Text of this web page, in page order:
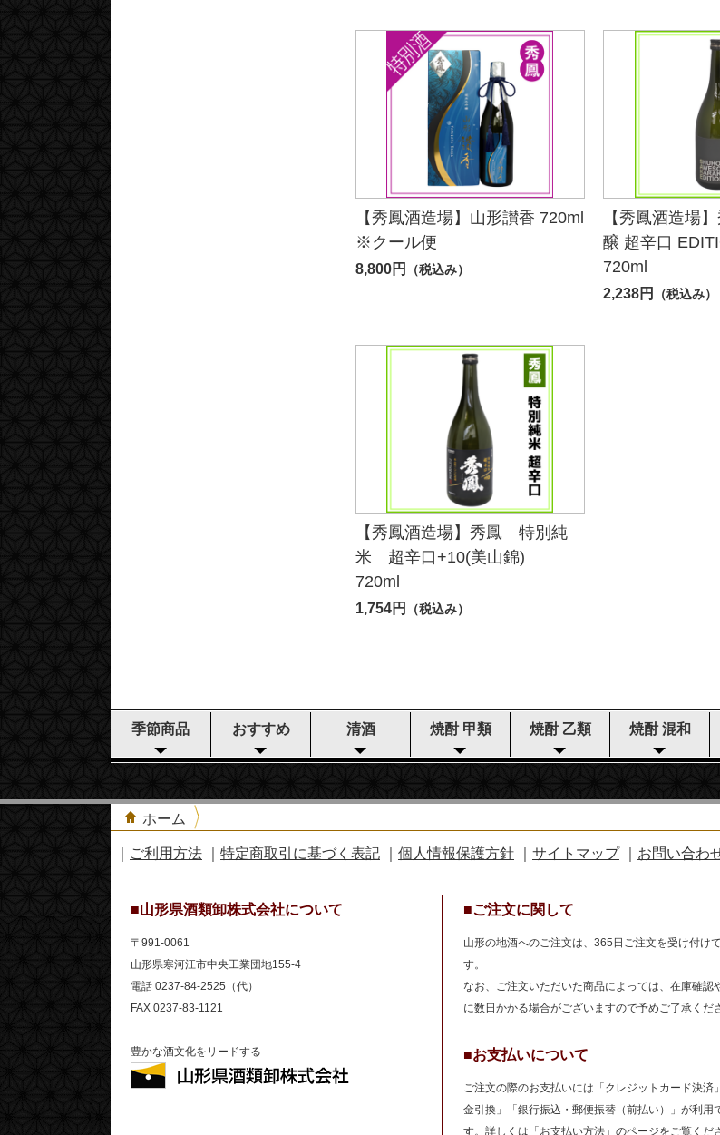
【秀鳳酒造場】山形讃香 720ml
※クール便
8,800円 （税込み）
【秀鳳酒造場
醸 超辛口
720ml
2,238円 （税込み）
【秀鳳酒造場】秀鳳 特別純
米 超辛口+10(美山錦)
720ml
1,754円 （税込み）
季節商品 おすすめ 清酒 焼酎 甲類 焼酎 乙類 焼酎 混和
ホーム
ご利用方法 特定商取引に基づく表記 個人情報保護方針 サイトマップ｜ お問い合わ
■山形県酒類卸株式会社について
〒991-0061
山形県寒河江市中央工業団地155-4
電話 0237-84-2525（代）
FAX 0237-83-1121
豊かな酒文化をリードする
■ご注文に関して
山形の地酒へのご注文は、365日ご注文を受け付け
す。
なお、ご注文いただいた商品によっては、在庫確認
に数日かかる場合がございますので予めご了承くだ
■お支払いについて
ご注文の際のお支払いには「クレジットカード決済
金引換」「銀行振込・郵便振替（前払い）」が利用
す。詳しくは「 お支払い方法」のページをご覧くだ